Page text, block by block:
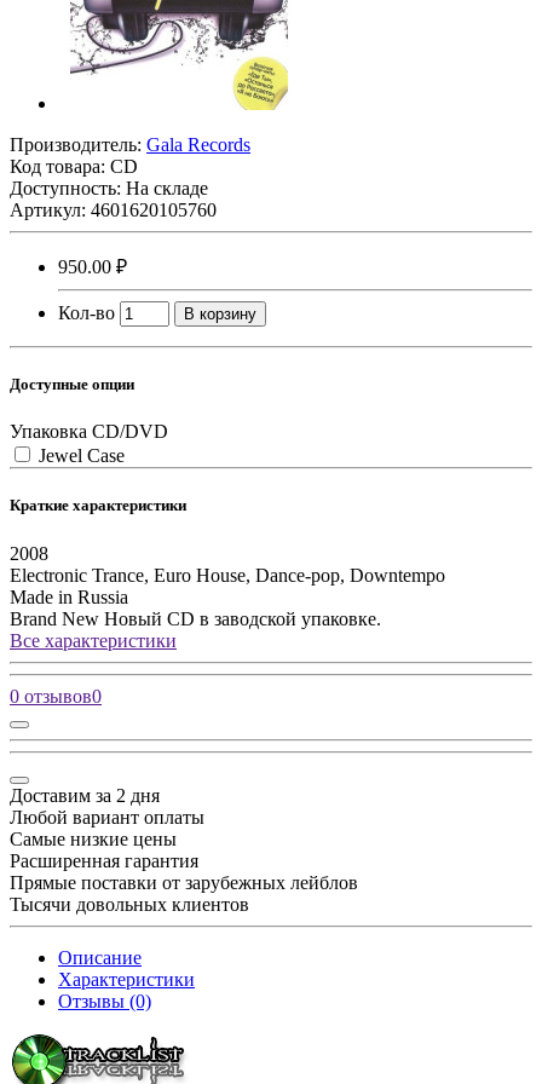
Производитель: Gala Records
Код товара: CD
Доступность: На складе
Артикул: 4601620105760
950.00 ₽
Кол-во В корзину
Доступные опции
Упаковка CD/DVD
Jewel Case
Краткие характеристики
2008
Electronic Trance, Euro House, Dance-pop, Downtempo
Made in Russia
Brand New Новый CD в заводской упаковке.
Все характеристики
0 отзывов0
Доставим за 2 дня
Любой вариант оплаты
Самые низкие цены
Расширенная гарантия
Прямые поставки от зарубежных лейблов
Тысячи довольных клиентов
Описание
Характеристики
Отзывы (0)